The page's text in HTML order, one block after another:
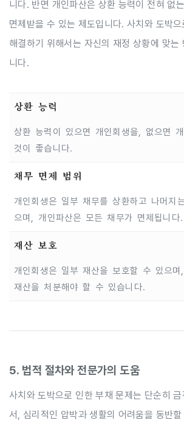
니다. 반면 개인파산은 상환 능력이 전혀 없
면제받을 수 있는 제도입니다. 사치와 도박
해결하기 위해서는 자신의 재정 상황에 맞는
니다.
상환 능력
상환 능력이 있으면 개인회생을, 없으면
것이 좋습니다.
채무 면제 범위
개인회생은 일부 채무를 상환하고 나머지
으며, 개인파산은 모든 채무가 면제됩니다.
재산 보호
개인회생은 일부 재산을 보호할 수 있으
재산을 처분해야 할 수 있습니다.
5. 법적 절차와 전문가의 도움
사치와 도박으로 인한 부채 문제는 단순히
서, 심리적인 압박과 생활의 어려움을 동반